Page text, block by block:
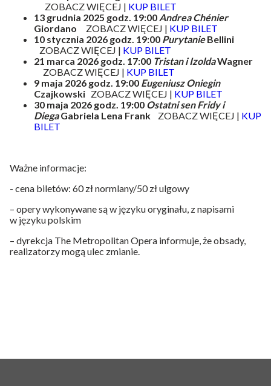
ZOBACZ WIĘCEJ | KUP BILET
13 grudnia 2025 godz. 19:00 Andrea Chénier
Giordano ZOBACZ WIĘCEJ | KUP BILET
10 stycznia 2026 godz. 19:00 PurytanieBellini
ZOBACZ WIĘCEJ | KUP BILET
21 marca 2026 godz. 17:00 Tristan i IzoldaWagner
ZOBACZ WIĘCEJ | KUP BILET
9 maja 2026 godz. 19:00 Eugeniusz Oniegin
Czajkowski ZOBACZ WIĘCEJ | KUP BILET
30 maja 2026 godz. 19:00 Ostatni sen Fridy i
DiegaGabriela Lena Frank ZOBACZ WIĘCEJ | KUP
BILET
Ważne informacje:
- cena biletów: 60 zł normlany/50 zł ulgowy
– opery wykonywane są w języku oryginału, z napisami
w języku polskim
– dyrekcja The Metropolitan Opera informuje, że obsady,
realizatorzy mogą ulec zmianie.